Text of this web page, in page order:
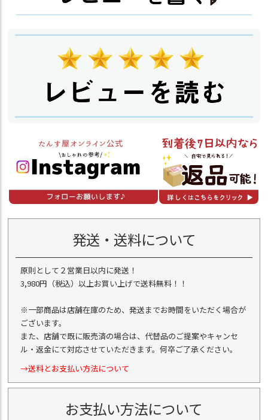
発送・送料について
原則として２営業日以内に発送！
3,980円（税込）以上お買い上げで送料無料！！
※一部商品は店舗在庫のため、発送までお時間をいただく場合が
ございます。
また、店舗で既に販売済の場合は、代替品のご提案やキャンセ
ル・返金にて対応させていただきます。何卒ご了承ください。
→送料とお支払い方法について
お支払い方法について